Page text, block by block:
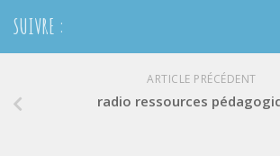
SUIVRE :
ARTICLE PRÉCÉDENT
radio ressources